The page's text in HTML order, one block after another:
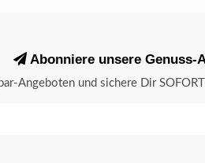
Abonniere unsere Genuss-
Angeboten und sichere Dir